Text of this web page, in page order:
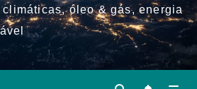
climáticas, óleo & gás, energia